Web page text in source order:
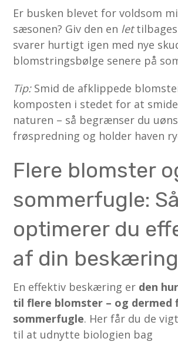
Er busken blevet for voldsom
sæsonen? Giv den en let
svarer hurtigt igen med nye
blomstringsbølge senere på
Tip:Smid de afklippede
komposten i stedet for at
naturen – så begrænser du
frøspredning og holder haven
Flere blomster
sommerfugle:
optimerer du
af din beskæring
En effektiv beskæring er den
til flere blomster – og dermed
sommerfugle. Her får du de
til at udnytte biologien bag